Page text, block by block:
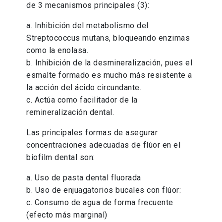
de 3 mecanismos principales (3):
a. Inhibición del metabolismo del
Streptococcus mutans, bloqueando enzimas
como la enolasa.
b. Inhibición de la desmineralización, pues el
esmalte formado es mucho más resistente a
la acción del ácido circundante.
c. Actúa como facilitador de la
remineralización dental.
Las principales formas de asegurar
concentraciones adecuadas de flúor en el
biofilm dental son:
a. Uso de pasta dental fluorada
b. Uso de enjuagatorios bucales con flúor:
c. Consumo de agua de forma frecuente
(efecto más marginal)